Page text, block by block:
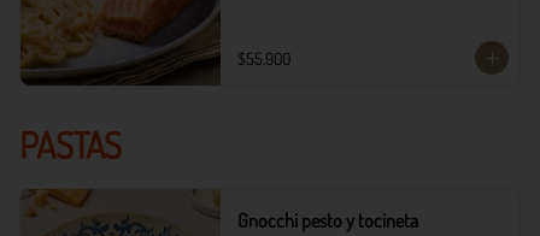
$55.900
PASTAS
Gnocchi pesto y tocineta